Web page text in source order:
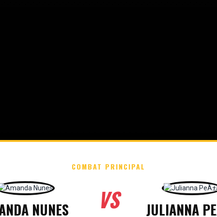
COMBAT PRINCIPAL
NUNES VS JULIANNA